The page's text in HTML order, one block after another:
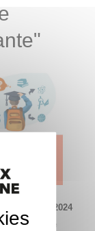
21 octobre 2024
rectorat une